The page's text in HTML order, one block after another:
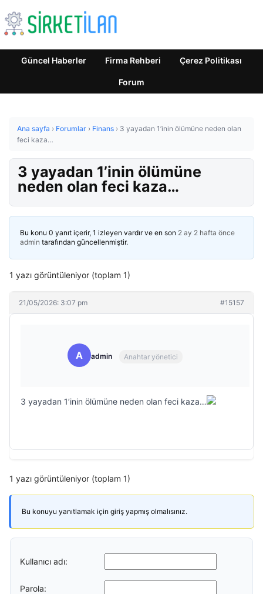
Güncel Haberler Firma Rehberi Çerez Politikası
Forum
Ana sayfa › Forumlar › Finans › 3 yayadan 1’inin ölümüne neden olan
feci kaza…
3 yayadan 1’inin ölümüne
neden olan feci kaza…
Bu konu 0 yanıt içerir, 1 izleyen vardır ve en son 2 ay 2 hafta önce
admin tarafından güncellenmiştir.
1 yazı görüntüleniyor (toplam 1)
21/05/2026: 3:07 pm #15157
A admin Anahtar yönetici
3 yayadan 1’inin ölümüne neden olan feci kaza…
1 yazı görüntüleniyor (toplam 1)
Bu konuyu yanıtlamak için giriş yapmış olmalısınız.
Kullanıcı adı:
Parola: